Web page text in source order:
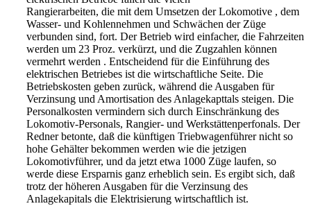
Rangierarbeiten, die mit dem Umsetzen der Lokomotive , dem
Wasser- und Kohlennehmen und Schwächen der Züge
verbunden sind, fort. Der Betrieb wird einfacher, die Fahrzeiten
werden um 23 Proz. verkürzt, und die Zugzahlen können
vermehrt werden . Entscheidend für die Einführung des
elektrischen Betriebes ist die wirtschaftliche Seite. Die
Betriebskosten geben zurück, während die Ausgaben für
Verzinsung und Amortisation des Anlagekapttals steigen. Die
Personalkosten vermindern sich durch Einschränkung des
Lokomotiv-Personals, Rangier- und Werkstättenperfonals. Der
Redner betonte, daß die künftigen Triebwagenführer nicht so
hohe Gehälter bekommen werden wie die jetzigen
Lokomotivführer, und da jetzt etwa 1000 Züge laufen, so
werde diese Ersparnis ganz erheblich sein. Es ergibt sich, daß
trotz der höheren Ausgaben für die Verzinsung des
Anlagekapitals die Elektrisierung wirtschaftlich ist.